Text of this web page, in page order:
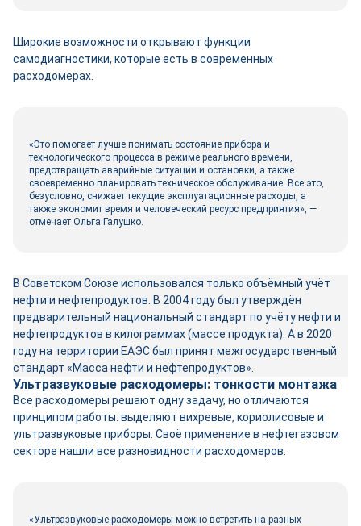
Широкие возможности открывают функции
самодиагностики, которые есть в современных
расходомерах.
«Это помогает лучше понимать состояние прибора и
технологического процесса в режиме реального времени,
предотвращать аварийные ситуации и остановки, а также
своевременно планировать техническое обслуживание. Все это,
безусловно, снижает текущие эксплуатационные расходы, а
также экономит время и человеческий ресурс предприятия», —
отмечает Ольга Галушко.
В Советском Союзе использовался только объёмный учёт
нефти и нефтепродуктов. В 2004 году был утверждён
предварительный национальный стандарт по учёту нефти и
нефтепродуктов в килограммах (массе продукта). А в 2020
году на территории ЕАЭС был принят межгосударственный
стандарт «Масса нефти и нефтепродуктов».
Ультразвуковые расходомеры: тонкости монтажа
Все расходомеры решают одну задачу, но отличаются
принципом работы: выделяют вихревые, кориолисовые и
ультразвуковые приборы. Своё применение в нефтегазовом
секторе нашли все разновидности расходомеров.
«Ультразвуковые расходомеры можно встретить на разных